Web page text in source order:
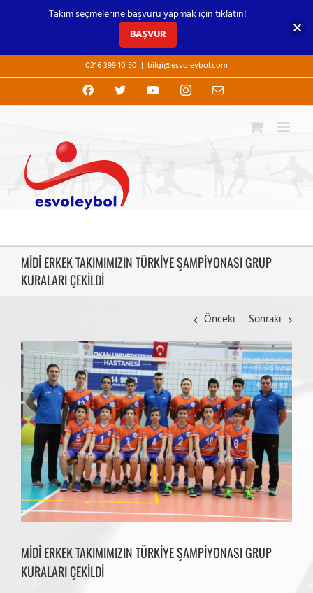
to
0216 399 10 50 | bilgi@esvoleybol.com
Facebook
X YouTubeInstagram
E-
MİDİ ERKEK TAKIMIMIZIN TÜRKİYE ŞAMPİYONASI GRUP
KURALARI ÇEKİLDİ
Önceki
Sonraki
View
Larger
Image
MİDİ ERKEK TAKIMIMIZIN TÜRKİYE ŞAMPİYONASI GRUP
KURALARI ÇEKİLDİ
Takım seçmelerine başvuru yapmak için tıklatın!
BAŞVUR